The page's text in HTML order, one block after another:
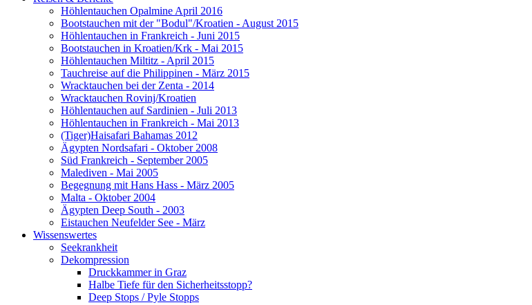
Höhlentauchen Opalmine April 2016
Bootstauchen mit der "Bodul"/Kroatien - August 2015
Höhlentauchen in Frankreich - Juni 2015
Bootstauchen in Kroatien/Krk - Mai 2015
Höhlentauchen Miltitz - April 2015
Tauchreise auf die Philippinen - März 2015
Wracktauchen bei der Zenta - 2014
Wracktauchen Rovinj/Kroatien
Höhlentauchen auf Sardinien - Juli 2013
Höhlentauchen in Frankreich - Mai 2013
(Tiger)Haisafari Bahamas 2012
Ägypten Nordsafari - Oktober 2008
Süd Frankreich - September 2005
Malediven - Mai 2005
Begegnung mit Hans Hass - März 2005
Malta - Oktober 2004
Ägypten Deep South - 2003
Eistauchen Neufelder See - März
Wissenswertes
Seekrankheit
Dekompression
Druckkammer in Graz
Halbe Tiefe für den Sicherheitsstopp?
Deep Stops / Pyle Stopps